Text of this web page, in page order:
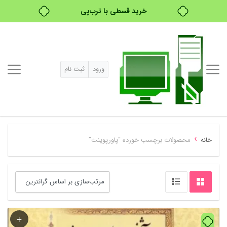
خرید قسطی با ترب‌پی
ورود ثبت نام
خانه › محصولات برچسب خورده “پاورپوینت”
60%